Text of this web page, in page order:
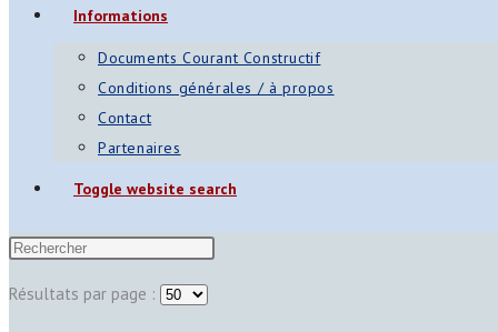
Informations
Documents Courant Constructif
Conditions générales / à propos
Contact
Partenaires
Toggle website search
Résultats par page :